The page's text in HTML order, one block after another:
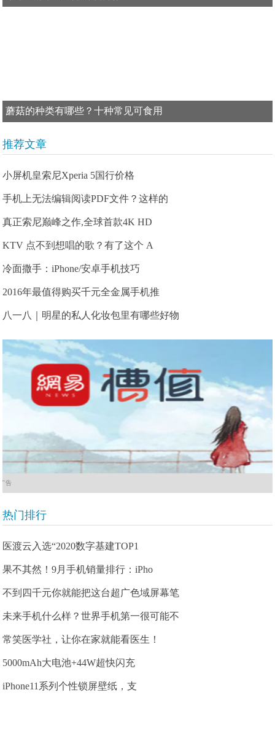
蘑菇的种类有哪些？十种常见可食用
推荐文章
小屏机皇索尼Xperia 5国行价格
手机上无法编辑阅读PDF文件？这样的
真正索尼巅峰之作,全球首款4K HD
KTV 点不到想唱的歌？有了这个 A
冷面撒手：iPhone/安卓手机技巧
2016年最值得购买千元全金属手机推
八一八｜明星的私人化妆包里有哪些好物
广告
热门排行
医渡云入选“2020数字基建TOP1
果不其然！9月手机销量排行：iPho
不到四千元你就能把这台超广色域屏幕笔
未来手机什么样？世界手机第一很可能不
常笑医学社，让你在家就能看医生！
5000mAh大电池+44W超快闪充
iPhone11系列个性锁屏壁纸，支